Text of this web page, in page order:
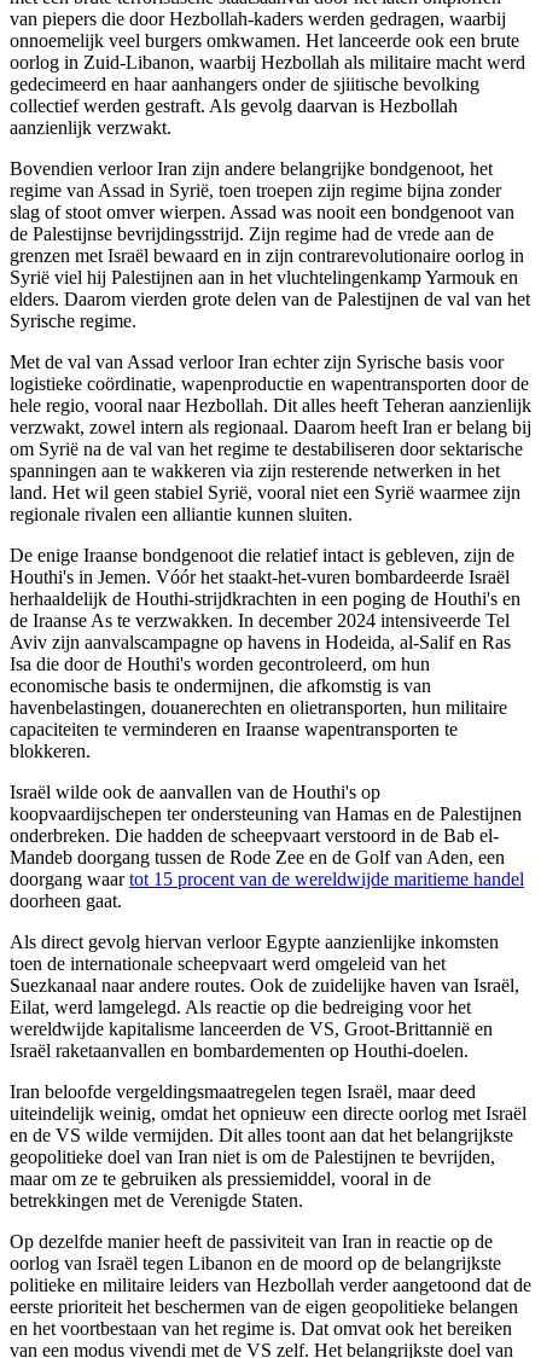
van piepers die door Hezbollah-kaders werden gedragen, waarbij
onnoemelijk veel burgers omkwamen. Het lanceerde ook een brute
oorlog in Zuid-Libanon, waarbij Hezbollah als militaire macht werd
gedecimeerd en haar aanhangers onder de sjiitische bevolking
collectief werden gestraft. Als gevolg daarvan is Hezbollah
aanzienlijk verzwakt.
Bovendien verloor Iran zijn andere belangrijke bondgenoot, het
regime van Assad in Syrië, toen troepen zijn regime bijna zonder
slag of stoot omver wierpen. Assad was nooit een bondgenoot van
de Palestijnse bevrijdingsstrijd. Zijn regime had de vrede aan de
grenzen met Israël bewaard en in zijn contrarevolutionaire oorlog in
Syrië viel hij Palestijnen aan in het vluchtelingenkamp Yarmouk en
elders. Daarom vierden grote delen van de Palestijnen de val van het
Syrische regime.
Met de val van Assad verloor Iran echter zijn Syrische basis voor
logistieke coördinatie, wapenproductie en wapentransporten door de
hele regio, vooral naar Hezbollah. Dit alles heeft Teheran aanzienlijk
verzwakt, zowel intern als regionaal. Daarom heeft Iran er belang bij
om Syrië na de val van het regime te destabiliseren door sektarische
spanningen aan te wakkeren via zijn resterende netwerken in het
land. Het wil geen stabiel Syrië, vooral niet een Syrië waarmee zijn
regionale rivalen een alliantie kunnen sluiten.
De enige Iraanse bondgenoot die relatief intact is gebleven, zijn de
Houthi's in Jemen. Vóór het staakt-het-vuren bombardeerde Israël
herhaaldelijk de Houthi-strijdkrachten in een poging de Houthi's en
de Iraanse As te verzwakken. In december 2024 intensiveerde Tel
Aviv zijn aanvalscampagne op havens in Hodeida, al-Salif en Ras
Isa die door de Houthi's worden gecontroleerd, om hun
economische basis te ondermijnen, die afkomstig is van
havenbelastingen, douanerechten en olietransporten, hun militaire
capaciteiten te verminderen en Iraanse wapentransporten te
blokkeren.
Israël wilde ook de aanvallen van de Houthi's op
koopvaardijschepen ter ondersteuning van Hamas en de Palestijnen
onderbreken. Die hadden de scheepvaart verstoord in de Bab el-
Mandeb doorgang tussen de Rode Zee en de Golf van Aden, een
doorgang waartot 15 procent van de wereldwijde maritieme handel
doorheen gaat.
Als direct gevolg hiervan verloor Egypte aanzienlijke inkomsten
toen de internationale scheepvaart werd omgeleid van het
Suezkanaal naar andere routes. Ook de zuidelijke haven van Israël,
Eilat, werd lamgelegd. Als reactie op die bedreiging voor het
wereldwijde kapitalisme lanceerden de VS, Groot-Brittannië en
Israël raketaanvallen en bombardementen op Houthi-doelen.
Iran beloofde vergeldingsmaatregelen tegen Israël, maar deed
uiteindelijk weinig, omdat het opnieuw een directe oorlog met Israël
en de VS wilde vermijden. Dit alles toont aan dat het belangrijkste
geopolitieke doel van Iran niet is om de Palestijnen te bevrijden,
maar om ze te gebruiken als pressiemiddel, vooral in de
betrekkingen met de Verenigde Staten.
Op dezelfde manier heeft de passiviteit van Iran in reactie op de
oorlog van Israël tegen Libanon en de moord op de belangrijkste
politieke en militaire leiders van Hezbollah verder aangetoond dat de
eerste prioriteit het beschermen van de eigen geopolitieke belangen
en het voortbestaan van het regime is. Dat omvat ook het bereiken
van een modus vivendi met de VS zelf. Het belangrijkste doel van